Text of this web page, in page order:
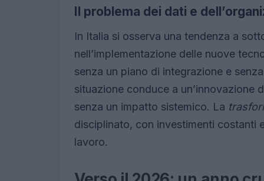
Il problema dei dati e
In Italia si osserva una tendenza a
nell’implementazione delle nuove
senza un piano di integrazione e
situazione conduce a un’innovazione
senza un impatto sistemico. La
disciplinato, con investimenti costanti
lavoro.